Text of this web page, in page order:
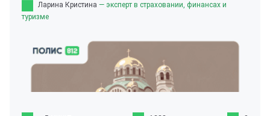
Ларина Кристина — эксперт в страховании, финансах и
туризме